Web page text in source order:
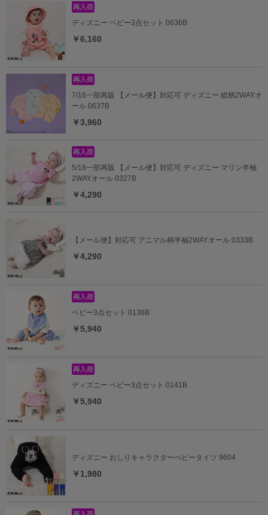
ディズニー ベビー3点セット 0636B
￥6,160
7/16一部再販 【メール便】対応可 ディズニー 総柄2WAYオ
ール 0637B
￥3,960
5/18一部再販 【メール便】対応可 ディズニー マリン半袖
2WAYオール 0327B
￥4,290
【メール便】対応可 アニマル柄半袖2WAYオール 0333B
￥4,290
ベビー3点セット 0136B
￥5,940
ディズニー ベビー3点セット 0141B
￥5,940
ディズニー おしりキャラクターべビータイツ 9604
￥1,980